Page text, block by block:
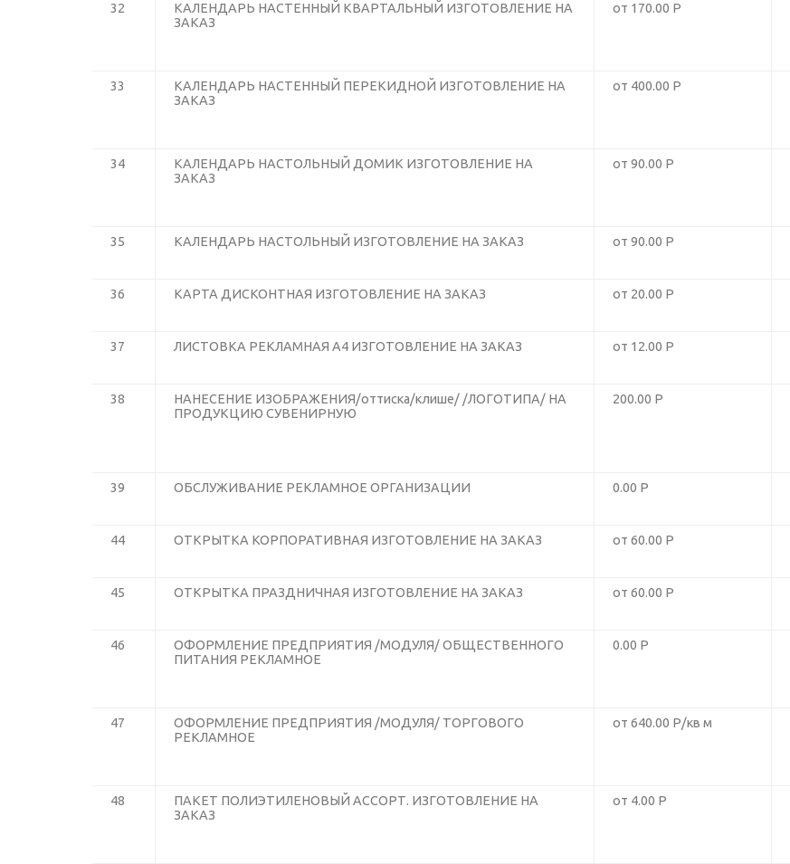
32
КАЛЕНДАРЬ НАСТЕННЫЙ КВАРТАЛЬНЫЙ ИЗГОТОВЛЕНИЕ НА
ЗАКАЗ
от 170.00 Р
33
КАЛЕНДАРЬ НАСТЕННЫЙ ПЕРЕКИДНОЙ ИЗГОТОВЛЕНИЕ НА
ЗАКАЗ
от 400.00 Р
34
КАЛЕНДАРЬ НАСТОЛЬНЫЙ ДОМИК ИЗГОТОВЛЕНИЕ НА
ЗАКАЗ
от 90.00 Р
35 КАЛЕНДАРЬ НАСТОЛЬНЫЙ ИЗГОТОВЛЕНИЕ НА ЗАКАЗ от 90.00 Р
36 КАРТА ДИСКОНТНАЯ ИЗГОТОВЛЕНИЕ НА ЗАКАЗ от 20.00 Р
37 ЛИСТОВКА РЕКЛАМНАЯ А4 ИЗГОТОВЛЕНИЕ НА ЗАКАЗ от 12.00 Р
38
НАНЕСЕНИЕ ИЗОБРАЖЕНИЯ/оттиска/клише/ /ЛОГОТИПА/ НА
ПРОДУКЦИЮ СУВЕНИРНУЮ
200.00 Р
39 ОБСЛУЖИВАНИЕ РЕКЛАМНОЕ ОРГАНИЗАЦИИ 0.00 Р
44 ОТКРЫТКА КОРПОРАТИВНАЯ ИЗГОТОВЛЕНИЕ НА ЗАКАЗ от 60.00 Р
45 ОТКРЫТКА ПРАЗДНИЧНАЯ ИЗГОТОВЛЕНИЕ НА ЗАКАЗ от 60.00 Р
46
ОФОРМЛЕНИЕ ПРЕДПРИЯТИЯ /МОДУЛЯ/ ОБЩЕСТВЕННОГО
ПИТАНИЯ РЕКЛАМНОЕ
0.00 Р
47
ОФОРМЛЕНИЕ ПРЕДПРИЯТИЯ /МОДУЛЯ/ ТОРГОВОГО
РЕКЛАМНОЕ
от 640.00 Р/кв м
48
ПАКЕТ ПОЛИЭТИЛЕНОВЫЙ АССОРТ. ИЗГОТОВЛЕНИЕ НА
ЗАКАЗ
от 4.00 Р